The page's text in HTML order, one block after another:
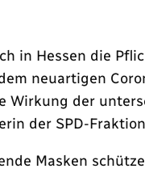
in Hessen die
neuartigen
Wirkung der
der SPD-
Masken